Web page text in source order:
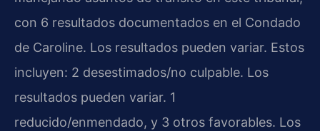
con 6 resultados documentados en el Condado
de Caroline. Los resultados pueden variar. Estos
incluyen: 2 desestimados/no culpable. Los
resultados pueden variar. 1
reducido/enmendado, y 3 otros favorables. Los